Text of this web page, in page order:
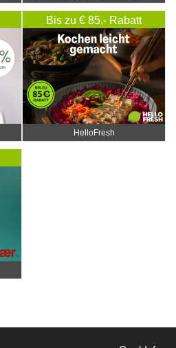
Katharina Fister
Bis zu € 85,- Rabatt
HelloFresh